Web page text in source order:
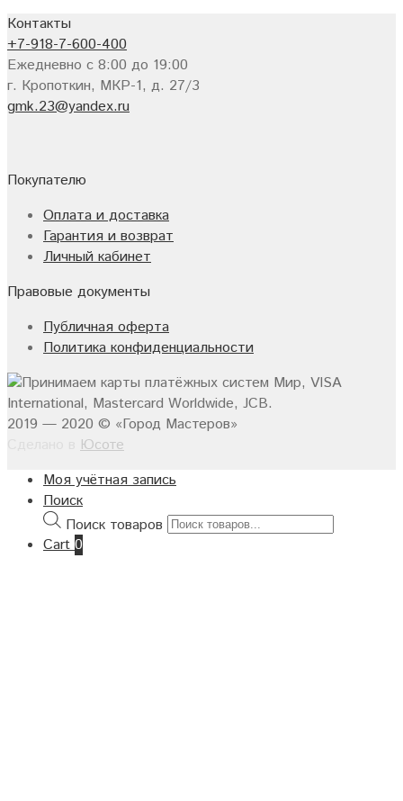
Контакты
+7-918-7-600-400
Ежедневно с 8:00 до 19:00
г. Кропоткин, МКР-1, д. 27/3
gmk.23@yandex.ru
Покупателю
Оплата и доставка
Гарантия и возврат
Личный кабинет
Правовые документы
Публичная оферта
Политика конфиденциальности
2019 — 2020 © «Город Мастеров»
Юсоте
Моя учётная запись
Поиск
Поиск товаров
Cart0